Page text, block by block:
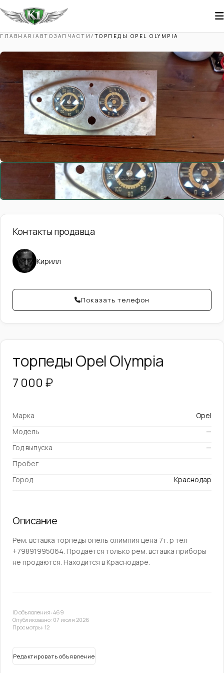
ГЛАВНАЯ /АВТОЗАПЧАСТИ / ТОРПЕДЫ OPEL OLYMPIA
Контакты продавца
Кирилл
Показать телефон
торпеды Opel Olympia
7 000 ₽
Марка
Opel
Модель
—
Год выпуска
—
Пробег
Город
Краснодар
Описание
Рем. вставка торпеды опель олимпия цена 7т. р тел
+79891995064. Продаётся только рем. вставка приборы
не продаются. Находится в Краснодаре.
ID объявления: 469
Опубликовано: 07 июля 2026
Просмотры: 12
Редактировать объявление